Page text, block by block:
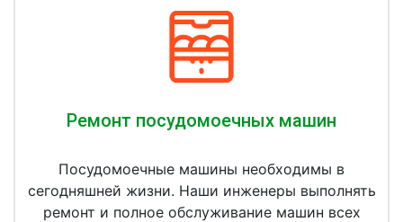
Ремонт посудомоечных машин
Посудомоечные машины необходимы в
сегодняшней жизни. Наши инженеры выполнять
ремонт и полное обслуживание машин всех